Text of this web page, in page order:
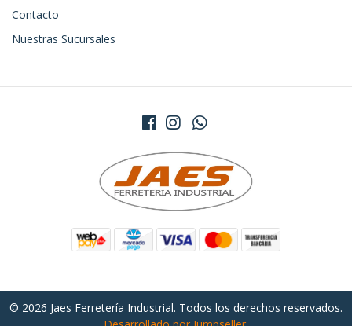
Contacto
Nuestras Sucursales
© 2026 Jaes Ferretería Industrial. Todos los derechos reservados.